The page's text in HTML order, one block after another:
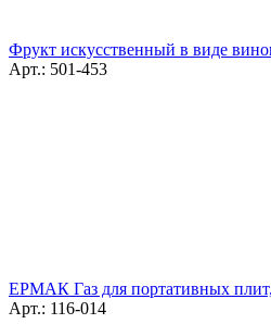
Фрукт искусственный в виде
Арт.: 501-453
ЕРМАК Газ для портативных
Арт.: 116-014